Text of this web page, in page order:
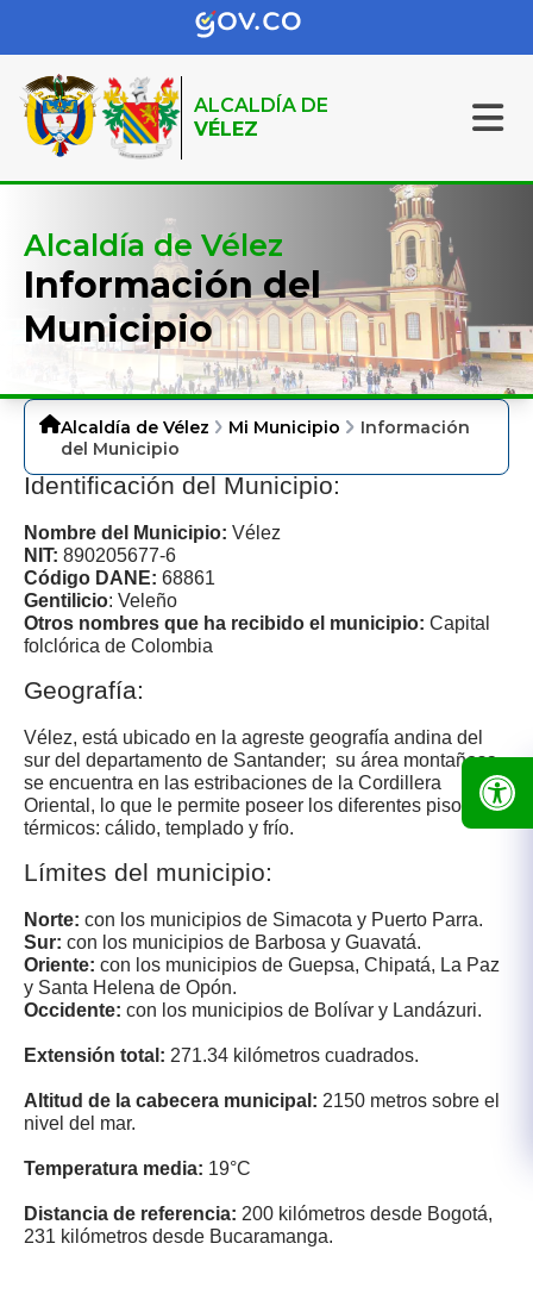
ALCALDÍA DE
VÉLEZ
Alcaldía de Vélez
Información del
Municipio
Alcaldía de Vélez Mi Municipio
Información
del Municipio
Identificación del Municipio:​​
Nombre del Municipio: Vélez
NIT: 890205677-6
Código DANE: 68861
Gentilicio: Veleño
Otros nombres que ha recibido el municipio: Capital
folclórica de Colombia
Geografía:
Vélez, está ubicado en la agreste geografía andina del
sur del departamento de Santander; su área montañosa
se encuentra en las estribaciones de la Cordillera
Oriental, lo que le permite poseer los diferentes pisos
térmicos: cálido, templado y frío.
Límites del municipio:
Norte:​ con los municipios de Simacota y Puerto Parra.
Sur: con los municipios de Barbosa y Guavatá.
Oriente: con los municipios de Guepsa, Chipatá, La Paz
y Santa Helena de Opón.
Occidente: con los municipios de Bolívar y Landázuri.​
Extensión total: 271.34 kilómetros cuadrados.
Altitud de la cabecera municipal: 2150 metros sobre el
nivel del mar.
Temperatura media: 19°C
Distancia de referencia: 200 kilómetros desde Bogotá,
231 kilómetros desde Bucaramanga.